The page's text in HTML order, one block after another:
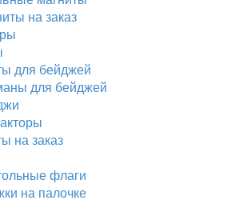
на заказ
для бейджей
для бейджей
на заказ
флаги
на палочке